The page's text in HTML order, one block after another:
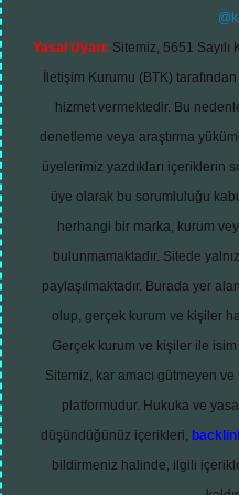
Yasal Uyarı: Sitemiz, 5651
İletişim Kurumu (BTK)
hizmet vermektedir. Bu
denetleme veya araştırma
üyelerimiz yazdıkları içeriklerin
üye olarak bu sorumluluğu
herhangi bir marka, kurum
bulunmamaktadır. Sitede
paylaşılmaktadır. Burada yer
olup, gerçek kurum ve kişiler
Gerçek kurum ve kişiler ile
Sitemiz, kar amacı gütmeyen
platformudur. Hukuka ve
düşündüğünüz içerikleri,
bildirmeniz halinde, ilgili